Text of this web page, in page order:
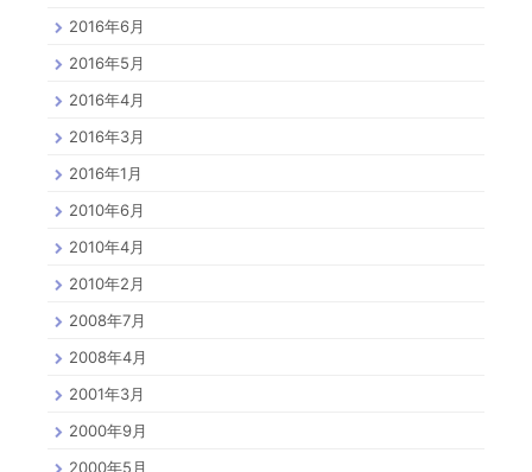
2016年6月
2016年5月
2016年4月
2016年3月
2016年1月
2010年6月
2010年4月
2010年2月
2008年7月
2008年4月
2001年3月
2000年9月
2000年5月